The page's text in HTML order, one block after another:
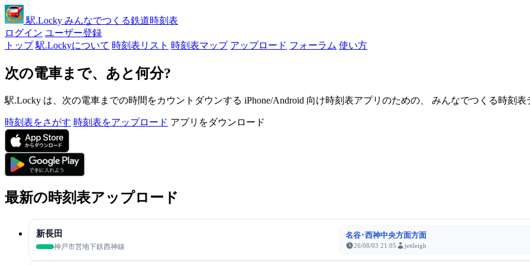
駅.Locky みんなでつくる鉄道時刻表
ログイン ユーザー登録
トップ 駅.Lockyについて 時刻表リスト 時刻表マップ アップロード フォーラム 使い方
次の電車まで、あと何分?
駅.Locky は、次の電車までの時間をカウントダウンする iPhone/Android 向け時刻表アプリのための、 みんなでつくる時刻表
時刻表をさがす 時刻表をアップロード アプリをダウンロード
最新の時刻表アップロード
新長田
神戸市営地下鉄西神線
名谷･西神中央方面方面
26/08/03 21:05 jettleigh